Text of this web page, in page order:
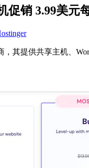
促销 3.99美元
其提供共享主机、